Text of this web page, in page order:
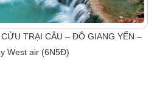
TRẠI CÂU – ĐÔ GIANG YỂN –
West air (6N5Đ)